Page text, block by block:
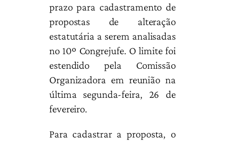
prazo para cadastramento de
propostas de alteração
estatutária a serem analisadas
no 10º Congrejufe. O limite foi
estendido pela Comissão
Organizadora em reunião na
última segunda-feira, 26 de
fevereiro.
Para cadastrar a proposta, o